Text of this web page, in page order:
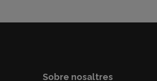
Sobre nosaltres